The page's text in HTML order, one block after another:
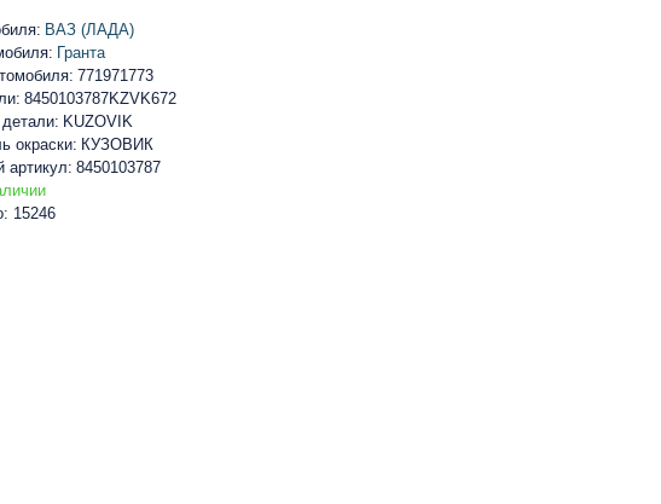
ВАЗ (ЛАДА)
Гранта
771971773
8450103787KZVK672
детали: KUZOVIK
окраски: КУЗОВИК
артикул: 8450103787
15246